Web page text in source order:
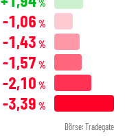
%
-1,06 %
-1,43 %
-1,57 %
-2,10 %
-3,39 %
Börse: Tradegate